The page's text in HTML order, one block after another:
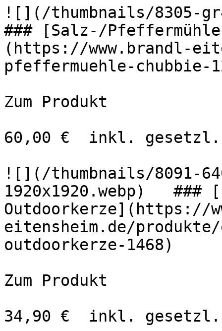
![](/thumbnails/8305-
### [Salz-/
(https://www.brandl-
pfeffermuehle-chubbie-
Zum Produkt
60,00 €  inkl.
![](/thumbnails/8091-
1920x1920.webp)
Outdoorkerze](https://
eitensheim.de/
outdoorkerze-1468)
Zum Produkt
34,90 €  inkl.